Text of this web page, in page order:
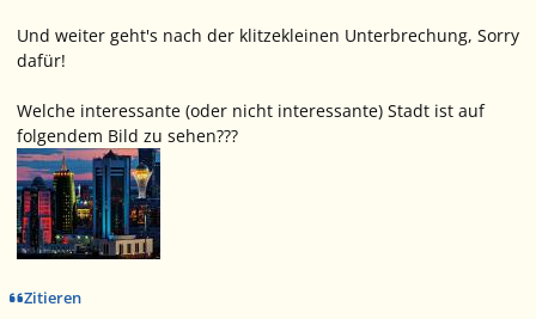
Und weiter geht's nach der klitzekleinen Unterbrechung, Sorry
dafür!
Welche interessante (oder nicht interessante) Stadt ist auf
folgendem Bild zu sehen???
Zitieren